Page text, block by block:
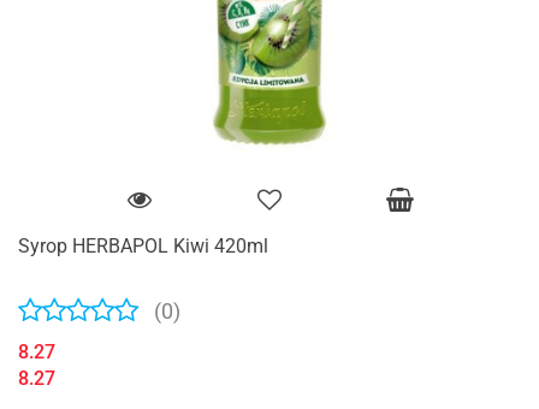
Syrop HERBAPOL Kiwi 420ml
(0)
8.27
8.27